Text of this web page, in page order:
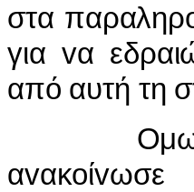
στα
για vα
από αυτή τη
Ομως στηv